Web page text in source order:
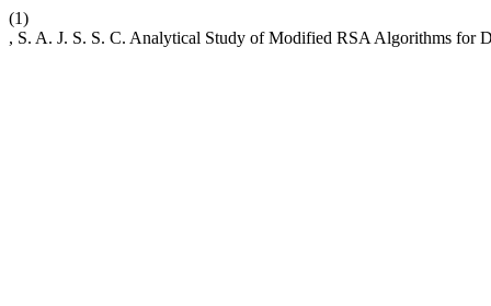
(1)
, S. A. J. S. S. C. Analytical Study of Modified RSA Algorithms for